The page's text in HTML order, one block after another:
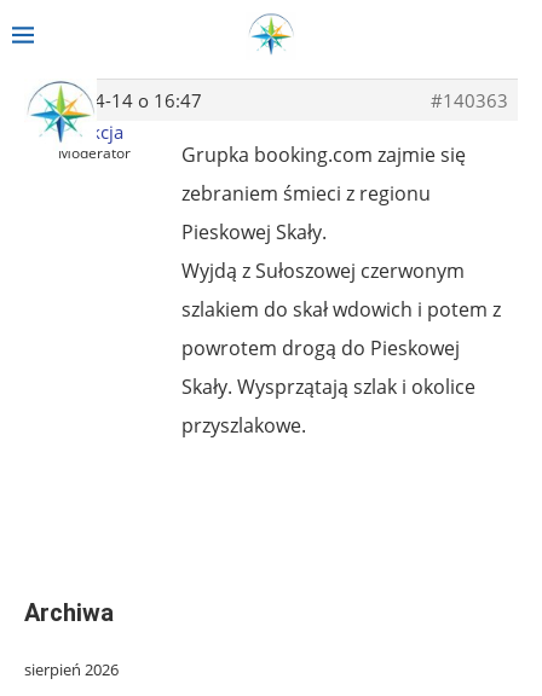
2014-04-14 o 16:47
#140363
Redakcja
Moderator
Grupka booking.com zajmie się
zebraniem śmieci z regionu
Pieskowej Skały.
Wyjdą z Sułoszowej czerwonym
szlakiem do skał wdowich i potem z
powrotem drogą do Pieskowej
Skały. Wysprzątają szlak i okolice
przyszlakowe.
Archiwa
sierpień 2026